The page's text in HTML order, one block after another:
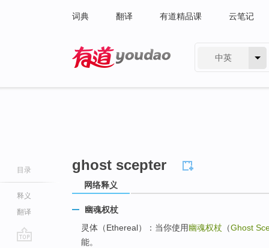
词典 翻译 有道精品课 云笔记
中英
目录
释义
翻译
ghost scepter
网络释义
幽魂权杖
灵体（Ethereal）：当你使用幽魂权杖 （Ghost
能。